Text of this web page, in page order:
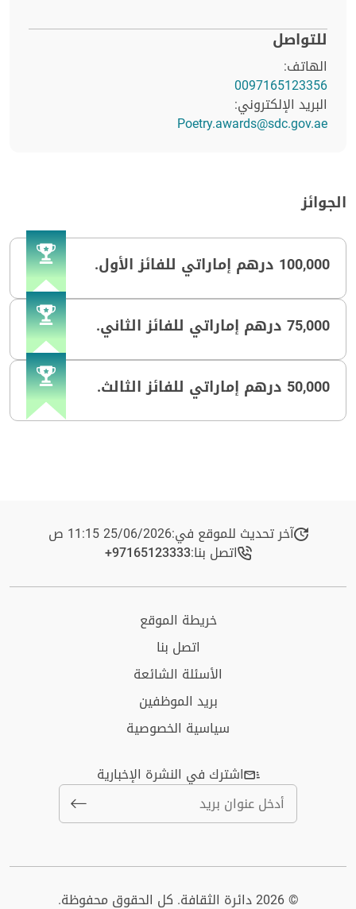
للتواصل
الهاتف:
0097165123356
البريد الإلكتروني:
Poetry.awards@sdc.gov.ae
الجوائز
100,000 درهم إماراتي للفائز الأول.
75,000 درهم إماراتي للفائز الثاني.
50,000 درهم إماراتي للفائز الثالث.
آخر تحديث للموقع في:25/06/2026 11:15 ص
اتصل بنا:+97165123333​
خريطة الموقع
اتصل بنا
الأسئلة الشائعة
بريد الموظفين
سياسية الخصوصية
اشترك في النشرة الإخبارية
© 2026 دائرة الثقافة. كل الحقوق محفوظة.